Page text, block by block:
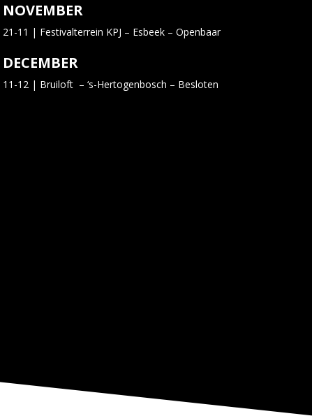
NOVEMBER
21-11 | Festivalterrein KPJ – Esbeek – Openbaar
DECEMBER
11-12 | Bruiloft –‘s-Hertogenbosch – Besloten